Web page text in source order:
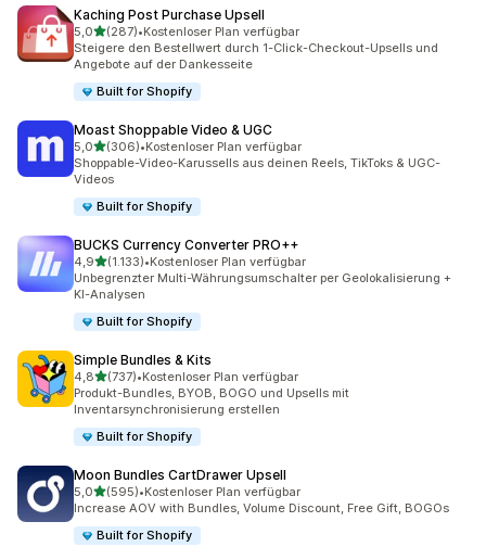
Kaching Post Purchase Upsell
5,0von 5 Sternen
(287)
287 Rezensionen insgesamt
•Kostenloser Plan verfügbar
Steigere den Bestellwert durch 1-Click-Checkout-Upsells und
Angebote auf der Dankesseite
Built for Shopify
Moast Shoppable Video & UGC
5,0von 5 Sternen
(306)
306 Rezensionen insgesamt
•Kostenloser Plan verfügbar
Shoppable-Video-Karussells aus deinen Reels, TikToks & UGC-
Videos
Built for Shopify
BUCKS Currency Converter PRO++
4,9von 5 Sternen
(1.133)
1133 Rezensionen insgesamt
•Kostenloser Plan verfügbar
Unbegrenzter Multi-Währungsumschalter per Geolokalisierung +
KI-Analysen
Built for Shopify
Simple Bundles & Kits
4,8von 5 Sternen
(737)
737 Rezensionen insgesamt
•Kostenloser Plan verfügbar
Produkt-Bundles, BYOB, BOGO und Upsells mit
Inventarsynchronisierung erstellen
Built for Shopify
Moon Bundles CartDrawer Upsell
5,0von 5 Sternen
(595)
595 Rezensionen insgesamt
•Kostenloser Plan verfügbar
Increase AOV with Bundles, Volume Discount, Free Gift, BOGOs
Built for Shopify